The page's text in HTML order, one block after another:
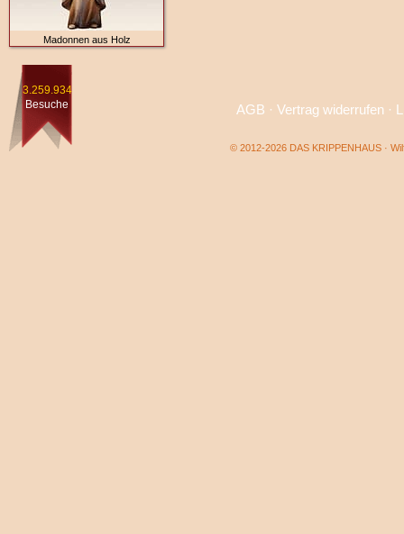
Madonnen aus Holz
3.259.934
Besuche
AGB · Vertrag widerrufen·
© 2012-2026 DAS KRIPPENHAUS ·